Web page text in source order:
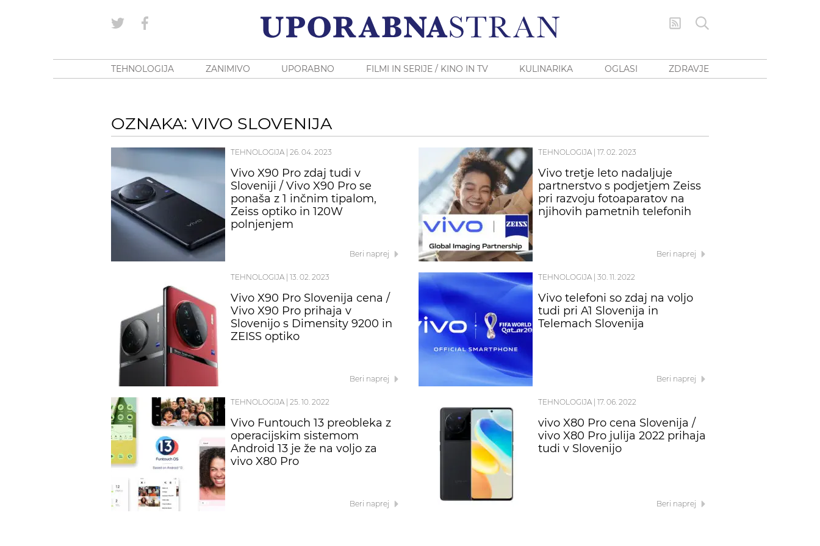
TEHNOLOGIJA ZANIMIVO UPORABNO FILMI IN SERIJE / KINO IN TV KULINARIKA OGLASI ZDRAVJE
OZNAKA: VIVO SLOVENIJA
TEHNOLOGIJA 26. 04. 2023
Vivo X90 Pro zdaj tudi v
Sloveniji / Vivo X90 Pro se
ponaša z 1 inčnim tipalom,
Zeiss optiko in 120W
polnjenjem
Beri naprej
TEHNOLOGIJA| 17. 02. 2023
Vivo tretje leto nadaljuje
partnerstvo s podjetjem Zeiss
pri razvoju fotoaparatov na
njihovih pametnih telefonih
Beri naprej
TEHNOLOGIJA 13. 02. 2023
Vivo X90 Pro Slovenija cena /
Vivo X90 Pro prihaja v
Slovenijo s Dimensity 9200 in
ZEISS optiko
Beri naprej
TEHNOLOGIJA| 30. 11. 2022
Vivo telefoni so zdaj na voljo
tudi pri A1 Slovenija in
Telemach Slovenija
Beri naprej
TEHNOLOGIJA 25. 10. 2022
Vivo Funtouch 13 preobleka z
operacijskim sistemom
Android 13 je že na voljo za
vivo X80 Pro
Beri naprej
TEHNOLOGIJA| 17. 06. 2022
vivo X80 Pro cena Slovenija /
vivo X80 Pro julija 2022 prihaja
tudi v Slovenijo
Beri naprej